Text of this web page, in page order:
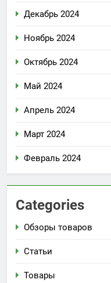
Декабрь 2024
Ноябрь 2024
Октябрь 2024
Май 2024
Апрель 2024
Март 2024
Февраль 2024
Categories
Обзоры товаров
Статьи
Товары